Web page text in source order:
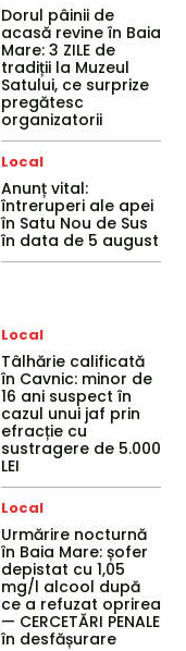
Dorul pâinii de
acasă revine în Baia
Mare: 3 ZILE de
tradiții la Muzeul
Satului, ce surprize
pregătesc
organizatorii
Local
Anunț vital:
întreruperi ale apei
în Satu Nou de Sus
în data de 5 august
Local
Tâlhărie calificată
în Cavnic: minor de
16 ani suspect în
cazul unui jaf prin
efracție cu
sustragere de 5.000
LEI
Local
Urmărire nocturnă
în Baia Mare: șofer
depistat cu 1,05
mg/l alcool după
ce a refuzat oprirea
— CERCETĂRI PENALE
în desfășurare